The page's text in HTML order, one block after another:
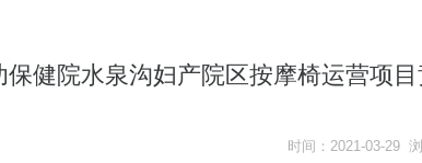
保健院水泉沟妇产院区按摩椅运营项
时间：2021-03-29